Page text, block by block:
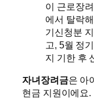
이 근로장
에서 탈락
기신청분
고, 5월 정
지 기한 후
자녀장려금은 아
현금 지원이에요.